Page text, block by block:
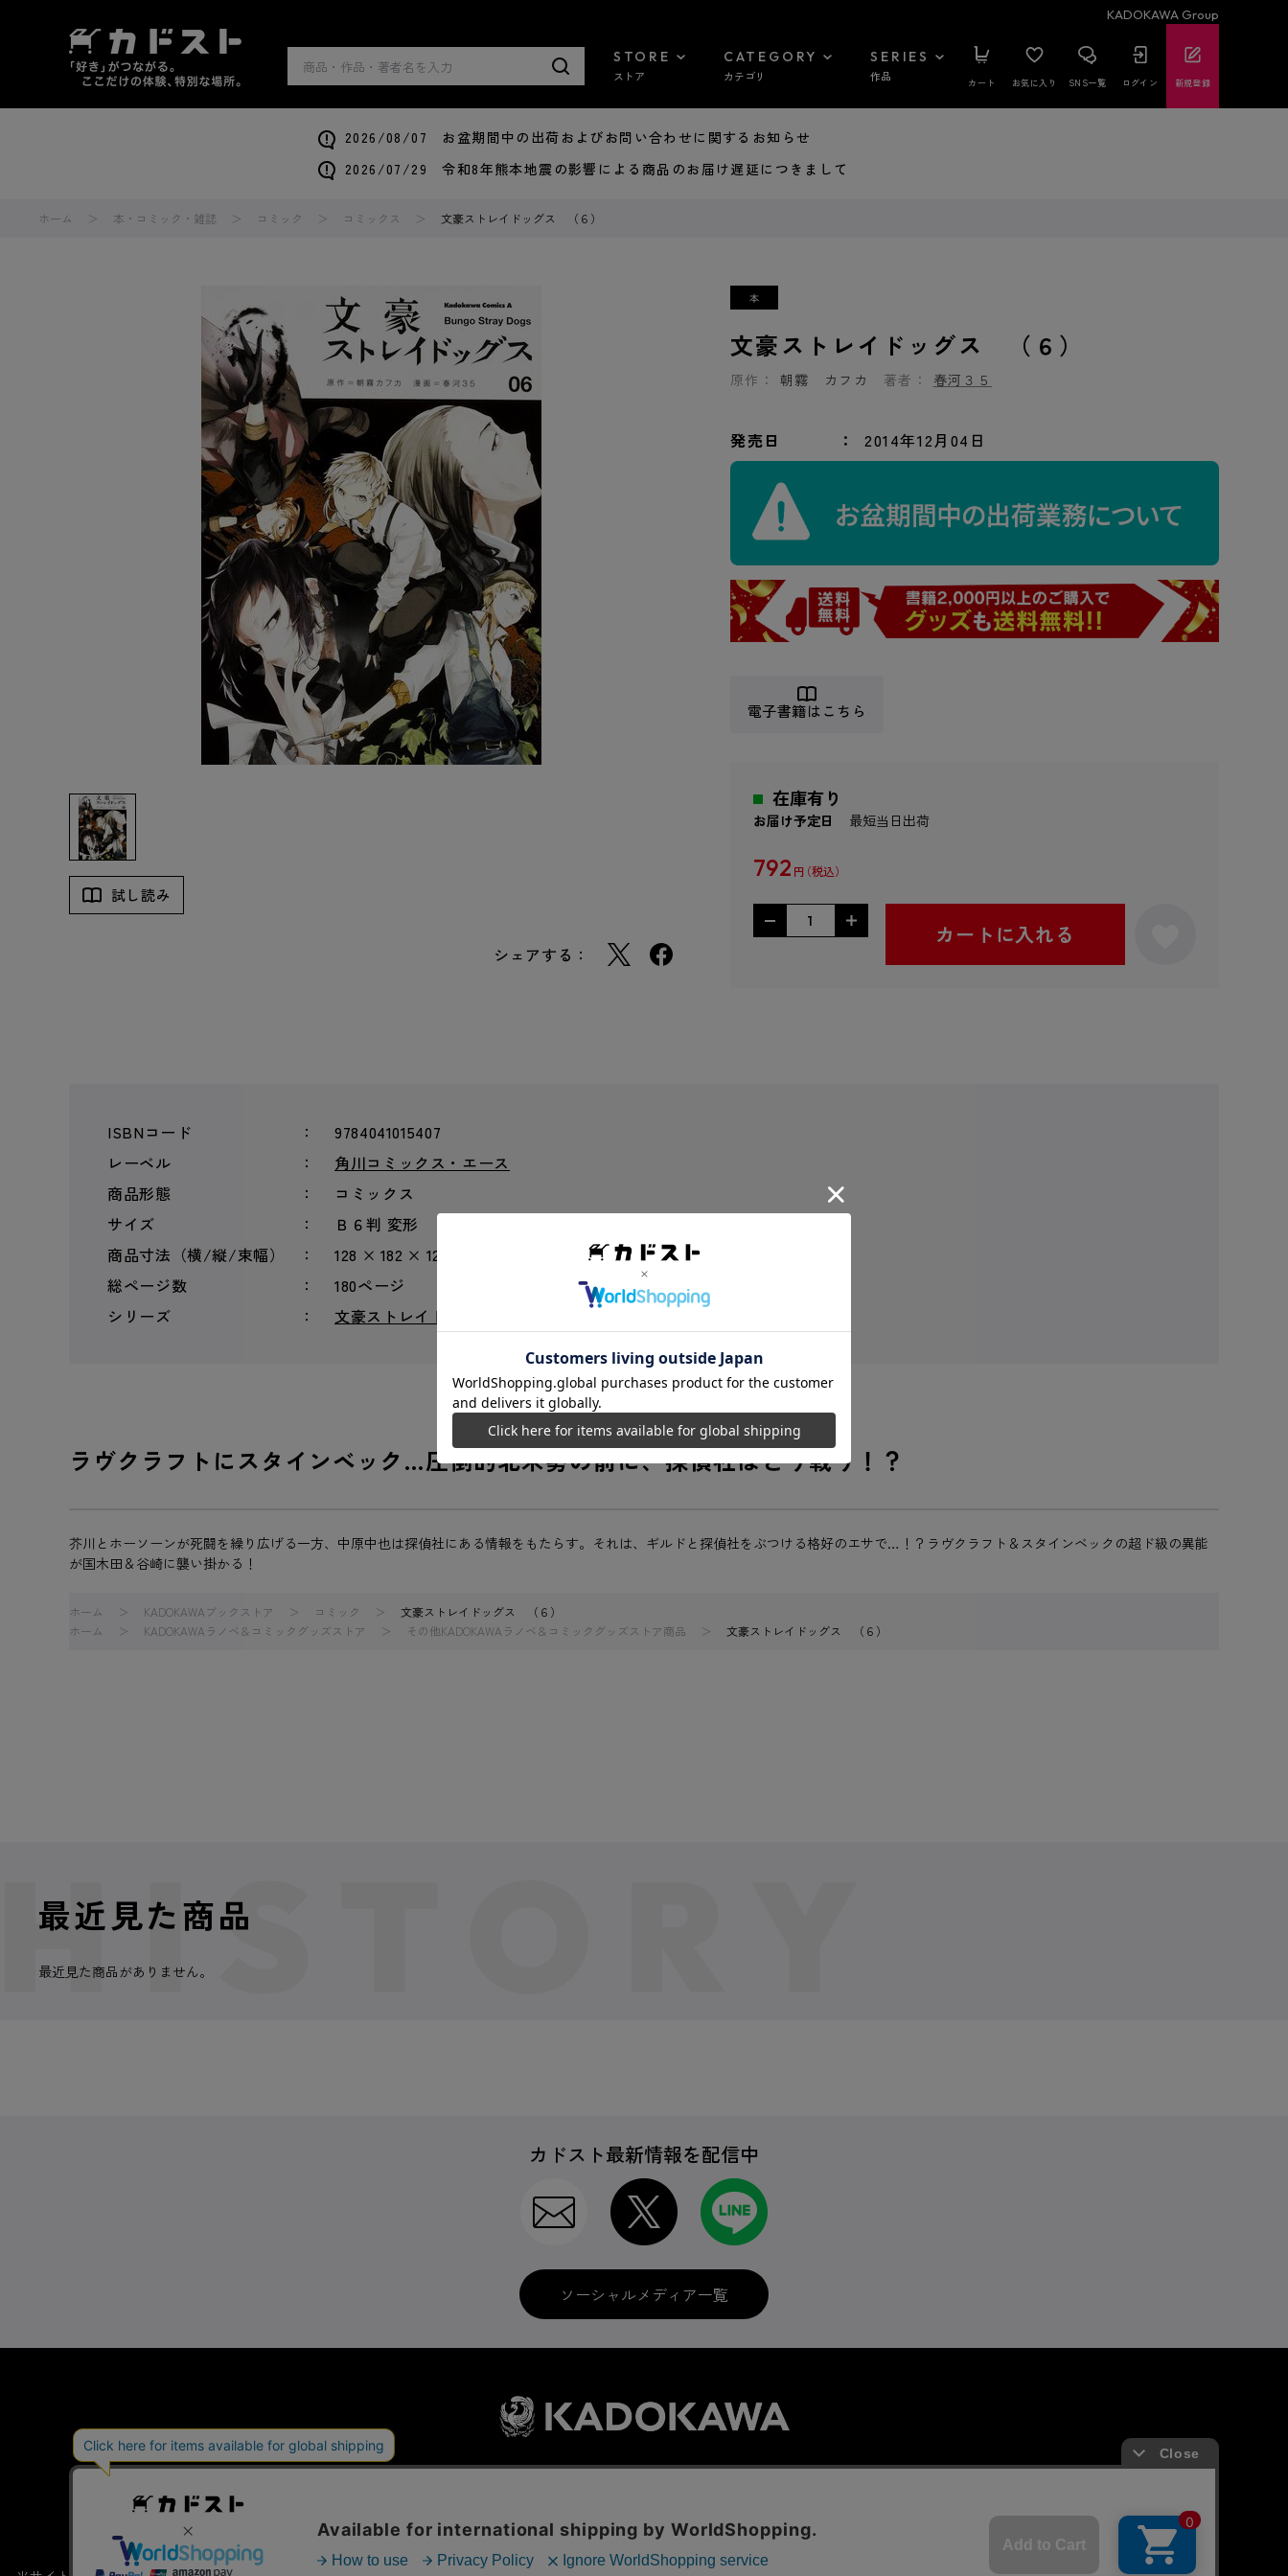
KADOKAWA Group
STORE
ストア
CATEGORY
カテゴリ
SERIES
作品 カート お気に入り SNS一覧 ログイン 新規登録
2026/08/07 お盆期間中の出荷およびお問い合わせに関するお知らせ
2026/07/29 令和8年熊本地震の影響による商品のお届け遅延につきまして
ホーム 本・コミック・雑誌 コミック コミックス 文豪ストレイドッグス （６）
試し読み
シェアする：
文豪ストレイドッグス （６）
原作： 朝霧 カフカ 著者： 春河３５
発売日 2014年12月04日
電子書籍はこちら
在庫有り
お届け予定日 最短当日出荷
792 円
カートに入れる
ISBNコード
9784041015407
レーベル
角川コミックス・エース
商品形態
コミックス
サイズ
Ｂ６判 変形
商品寸法（横/縦/束幅）
128 × 182 × 12 mm
総ページ数
180ページ
シリーズ
文豪ストレイドッグス
ラヴクラフトにスタインベック…圧倒的北米勢の前に、探偵社はどう戦う！？
芥川とホーソーンが死闘を繰り広げる一方、中原中也は探偵社にある情報をもたらす。それは、ギルドと探偵社をぶつける格好のエサで…！？ラヴクラフト＆スタインベックの超ド級の異能
が国木田＆谷崎に襲い掛かる！
ホーム KADOKAWAブックストア コミック
文豪ストレイドッグス （６）
ホーム
KADOKAWAラノベ＆コミックグッズストア その他KADOKAWAラノベ＆コミックグッズストア商品 文豪ストレイドッグス （６）
最近見た商品
最近見た商品がありません。
カドスト最新情報を配信中
ソーシャルメディア一覧
特定商取引法に関する表示
プライバシーポリシー International Shipping